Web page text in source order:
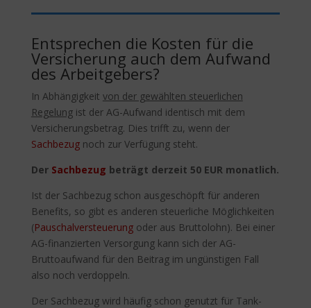
Entsprechen die Kosten für die
Versicherung auch dem Aufwand
des Arbeitgebers?
In Abhängigkeit von der gewählten steuerlichen
Regelungist der AG-Aufwand identisch mit dem
Versicherungsbetrag. Dies trifft zu, wenn der
Sachbezugnoch zur Verfügung steht.
Der Sachbezug beträgt derzeit 50 EUR monatlich.
Ist der Sachbezug schon ausgeschöpft für anderen
Benefits, so gibt es anderen steuerliche Möglichkeiten
(Pauschalversteuerungoder aus Bruttolohn). Bei einer
AG-finanzierten Versorgung kann sich der AG-
Bruttoaufwand für den Beitrag im ungünstigen Fall
also noch verdoppeln.
Der Sachbezug wird häufig schon genutzt für Tank-